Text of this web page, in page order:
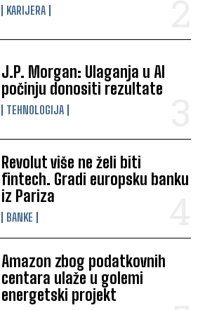
KARIJERA
J.P. Morgan: Ulaganja u AI
počinju donositi rezultate
TEHNOLOGIJA
Revolut više ne želi biti
fintech. Gradi europsku banku
iz Pariza
BANKE
Amazon zbog podatkovnih
centara ulaže u golemi
energetski projekt